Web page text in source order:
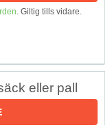
. Giltig tills vidare.
eller pall